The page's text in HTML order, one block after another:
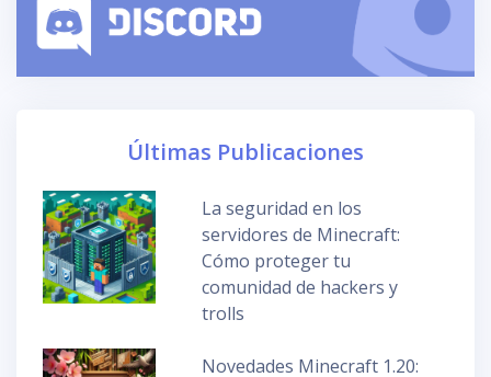
Últimas Publicaciones
La seguridad en los
servidores de Minecraft:
Cómo proteger tu
comunidad de hackers y
trolls
Novedades Minecraft 1.20: